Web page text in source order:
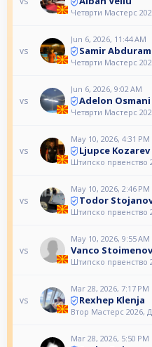
Четврти Мастерс
vs
Jun 6, 2026, 11:44 AM
Samir
Четврти Мастерс
vs
Jun 6, 2026, 9:02 AM
Adelon Osmani
Четврти Мастерс
vs
May 10, 2026, 4:31 PM
Ljupce Kozarev
Штипско првенство
vs
May 10, 2026, 2:46 PM
Todor
Штипско првенство
vs
May 10, 2026, 9:55 AM
Vanco
Штипско првенство
vs
Mar 28, 2026, 7:17 PM
Rexhep Klenja
Втор Мастерс 2026,
Mar 28, 2026, 5:50 PM